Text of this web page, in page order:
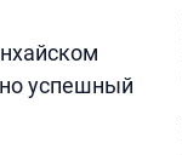
успешный